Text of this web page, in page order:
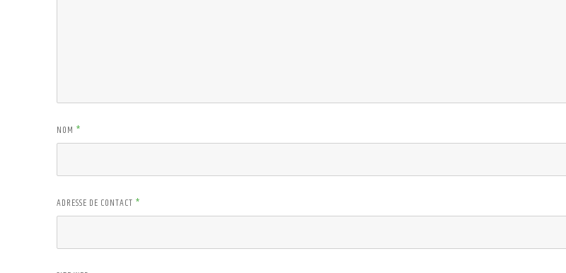
NOM *
ADRESSE DE CONTACT *